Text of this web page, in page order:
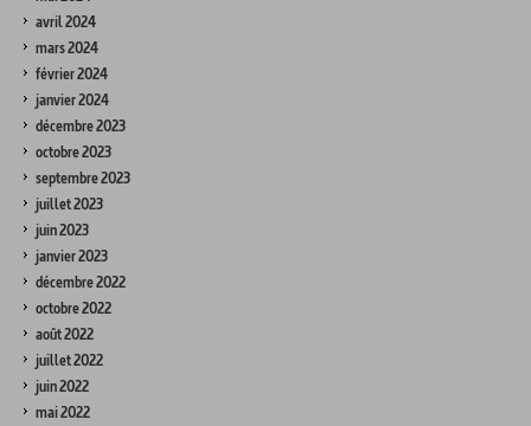
avril 2024
mars 2024
février 2024
janvier 2024
décembre 2023
octobre 2023
septembre 2023
juillet 2023
juin 2023
janvier 2023
décembre 2022
octobre 2022
août 2022
juillet 2022
juin 2022
mai 2022